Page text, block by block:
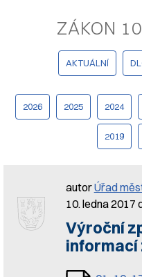
ZÁKON
AKTUÁLNÍ
2026 2025 2024
2019
autorÚřad
10. ledna 2017
Výroční
informací